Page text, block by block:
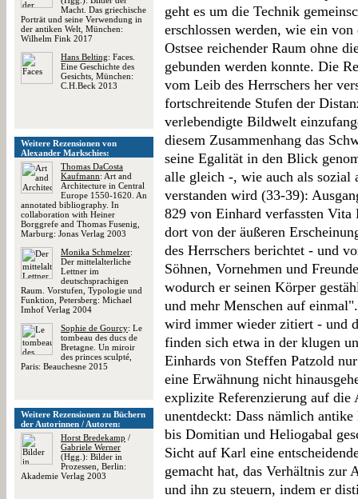
Macht. Das griechische
Porträt und seine Verwendung in
der antiken Welt, München:
Wilhelm Fink 2017
Hans Belting: Faces.
Eine Geschichte des
Gesichts, München:
C.H.Beck 2013
Weitere Rezensionen von
Alexander Markschies:
Thomas DaCosta
Kaufmann: Art and
Architecture in Central
Europe 1550-1620. An
annotated bibliography. In
collaboration with Heiner
Borggrefe and Thomas Fusenig,
Marburg: Jonas Verlag 2003
Monika Schmelzer:
Der mittelalterliche
Lettner im
deutschsprachigen
Raum. Vorstufen, Typologie und
Funktion, Petersberg: Michael
Imhof Verlag 2004
Sophie de Gourcy: Le
tombeau des ducs de
Bretagne. Un miroir
des princes sculpté,
Paris: Beauchesne 2015
Weitere Rezensionen zu Büchern
der Autorinnen / Autoren:
Horst Bredekamp /
Gabriele Werner
(Hgg.): Bilder in
Prozessen, Berlin:
Akademie Verlag 2003
geht es um die Technik
erschlossen werden, wie ein
Ostsee reichender Raum ohne
gebunden werden konnte. Die
vom Leib des Herrschers her
fortschreitende Stufen der
verlebendigte Bildwelt
diesem Zusammenhang das
seine Egalität in den Blick
alle gleich -, wie auch als sozial
verstanden wird (33-39):
829 von Einhard verfassten
dort von der äußeren
des Herrschers berichtet - und
Söhnen, Vornehmen und
wodurch er seinen Körper
und mehr Menschen auf
wird immer wieder zitiert - und
finden sich etwa in der klugen
Einhards von Steffen Patzold
eine Erwähnung nicht
explizite Referenzierung auf
unentdeckt: Dass nämlich
bis Domitian und Heliogabal
Sicht auf Karl eine
gemacht hat, das Verhältnis zur
und ihn zu steuern, indem er